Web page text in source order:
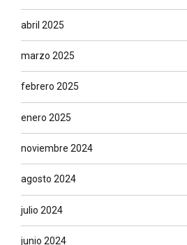
abril 2025
marzo 2025
febrero 2025
enero 2025
noviembre 2024
agosto 2024
julio 2024
junio 2024